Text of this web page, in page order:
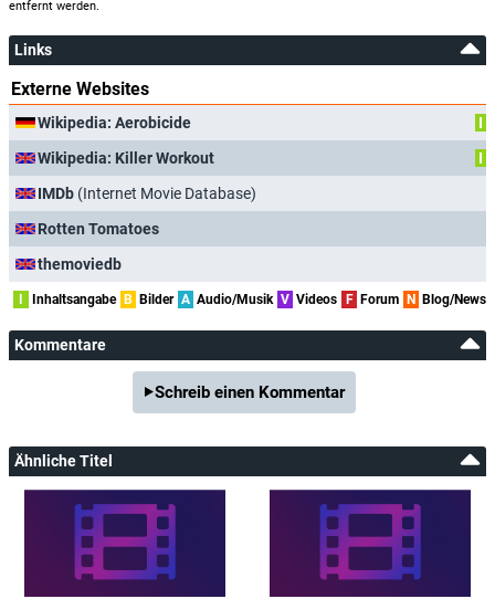
entfernt werden.
Links
Externe Websites
Wikipedia: Aerobicide
I
Wikipedia: Killer Workout
I
IMDb (Internet Movie Database)
Rotten Tomatoes
themoviedb
Inhaltsangabe B Bilder A Audio/Musik V Videos F Forum N Blog/News
Kommentare
Schreib einen Kommentar
Ähnliche Titel